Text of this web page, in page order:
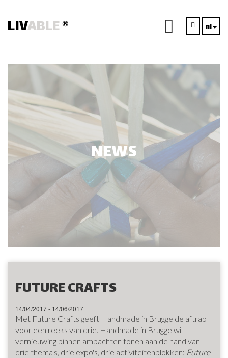
LIVABLE® nl
NEWS
FUTURE CRAFTS
14/04/2017 - 14/06/2017
Met Future Crafts geeft Handmade in Brugge de aftrap
voor een reeks van drie. Handmade in Brugge wil
vernieuwing binnen ambachten tonen aan de hand van
drie thema's, drie expo's, drie activiteitenblokken: Future